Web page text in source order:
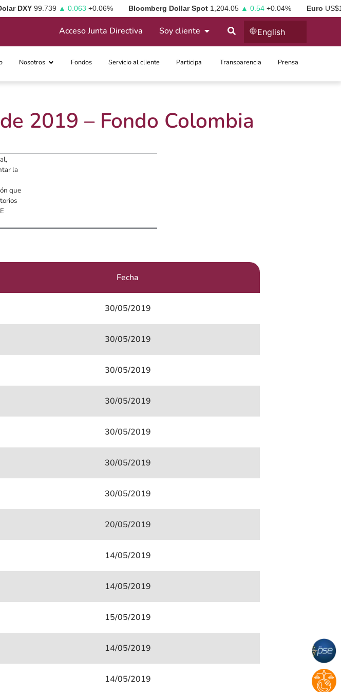
DXY 99.739 ▲ 0.063 +0.06% Bloomberg Dollar Spot 1,204.05 ▲ 0.54 +0.04% Euro
Acceso Junta Directiva Soy cliente English
Nosotros Fondos Servicio al cliente Participa ​ Transparencia Prensa
2019 – Fondo Colombia
la
que
Fecha
30/05/2019
30/05/2019
30/05/2019
30/05/2019
30/05/2019
30/05/2019
30/05/2019
20/05/2019
14/05/2019
14/05/2019
15/05/2019
14/05/2019
14/05/2019